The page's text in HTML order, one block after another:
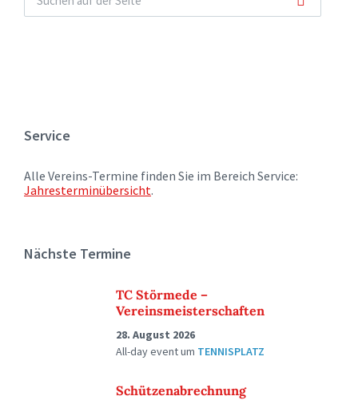
Service
Alle Vereins-Termine finden Sie im Bereich Service:
Jahresterminübersicht.
Nächste Termine
TC Störmede –
Vereinsmeisterschaften
28. August 2026
All-day eventum TENNISPLATZ
Schützenabrechnung